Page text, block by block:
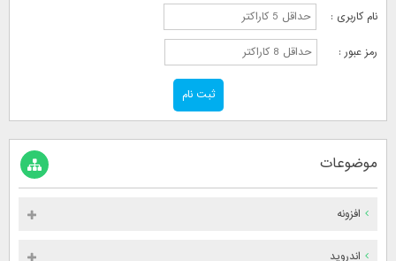
نام کاربری :
رمز عبور :
موضوعات
افزونه
اندروید